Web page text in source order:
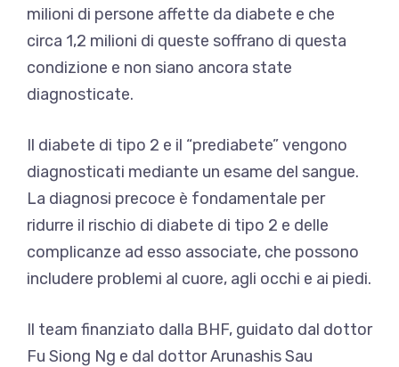
milioni di persone affette da diabete e che
circa 1,2 milioni di queste soffrano di questa
condizione e non siano ancora state
diagnosticate.
Il diabete di tipo 2 e il “prediabete” vengono
diagnosticati mediante un esame del sangue.
La diagnosi precoce è fondamentale per
ridurre il rischio di diabete di tipo 2 e delle
complicanze ad esso associate, che possono
includere problemi al cuore, agli occhi e ai piedi.
Il team finanziato dalla BHF, guidato dal dottor
Fu Siong Ng e dal dottor Arunashis Sau